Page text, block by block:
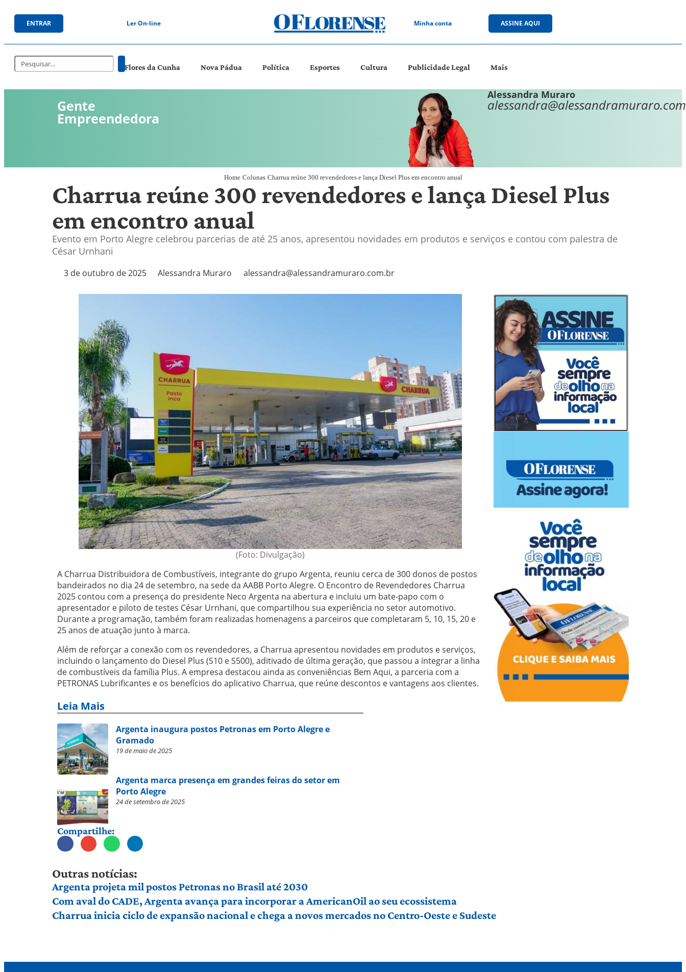
ENTRAR Ler On-line Minha conta ASSINE AQUI
Flores da Cunha Nova Pádua Política Esportes Cultura Publicidade Legal Mais
Gente
Empreendedora
Alessandra Muraro
Home Colunas Charrua reúne 300 revendedores e lança Diesel Plus em encontro anual
Charrua reúne 300 revendedores e lança Diesel Plus
em encontro anual
Evento em Porto Alegre celebrou parcerias de até 25 anos, apresentou novidades em produtos e serviços e contou com palestra de
César Urnhani
3 de outubro de 2025 Alessandra Muraro alessandra@alessandramuraro.com.br
(Foto: Divulgação)
A Charrua Distribuidora de Combustíveis, integrante do grupo Argenta, reuniu cerca de 300 donos de postos
bandeirados no dia 24 de setembro, na sede da AABB Porto Alegre. O Encontro de Revendedores Charrua
2025 contou com a presença do presidente Neco Argenta na abertura e incluiu um bate-papo com o
apresentador e piloto de testes César Urnhani, que compartilhou sua experiência no setor automotivo.
Durante a programação, também foram realizadas homenagens a parceiros que completaram 5, 10, 15, 20 e
25 anos de atuação junto à marca.
Além de reforçar a conexão com os revendedores, a Charrua apresentou novidades em produtos e serviços,
incluindo o lançamento do Diesel Plus (S10 e S500), aditivado de última geração, que passou a integrar a linha
de combustíveis da família Plus. A empresa destacou ainda as conveniências Bem Aqui, a parceria com a
PETRONAS Lubrificantes e os benefícios do aplicativo Charrua, que reúne descontos e vantagens aos clientes.
Leia Mais
Argenta inaugura postos Petronas em Porto Alegre e
Gramado
19 de maio de 2025
Argenta marca presença em grandes feiras do setor em
Porto Alegre
24 de setembro de 2025
Compartilhe:
Outras notícias:
Argenta projeta mil postos Petronas no Brasil até 2030
Com aval do CADE, Argenta avança para incorporar a AmericanOil ao seu ecossistema
Charrua inicia ciclo de expansão nacional e chega a novos mercados no Centro-Oeste e Sudeste